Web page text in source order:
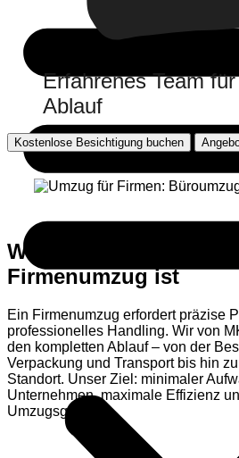
Erfahrenes Team
Ablauf
Kostenlose Besichtigung buchen
Warum MKT die
Firmenumzug ist
Ein Firmenumzug erfordert präzise
professionelles Handling. Wir von
den kompletten Ablauf – von der
Verpackung und Transport bis hin
Standort. Unser Ziel: minimaler
Unternehmen, maximale Effizienz
Umzugsgut.